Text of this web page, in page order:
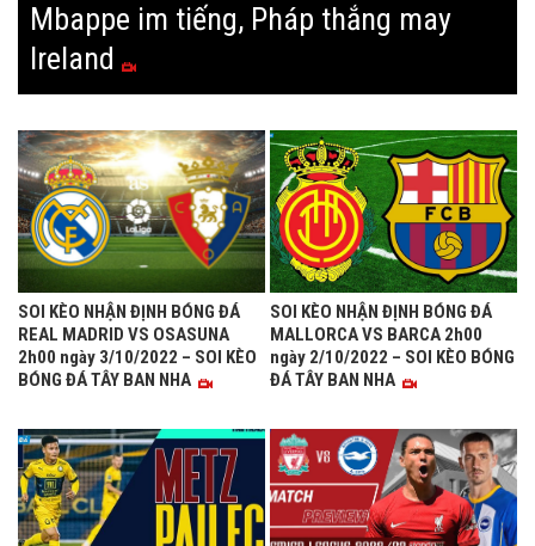
Mbappe im tiếng, Pháp thắng may
Ireland
SOI KÈO NHẬN ĐỊNH BÓNG ĐÁ
REAL MADRID VS OSASUNA
2h00 ngày 3/10/2022 – SOI KÈO
BÓNG ĐÁ TÂY BAN NHA
SOI KÈO NHẬN ĐỊNH BÓNG ĐÁ
MALLORCA VS BARCA 2h00
ngày 2/10/2022 – SOI KÈO BÓNG
ĐÁ TÂY BAN NHA